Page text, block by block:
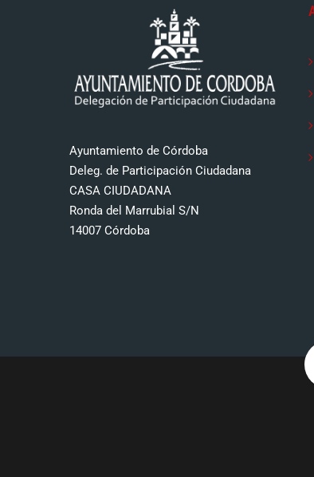
Ayuntamiento de Córdoba
Deleg. de Participación Ciudadana
CASA CIUDADANA
Ronda del Marrubial S/N
14007 Córdoba